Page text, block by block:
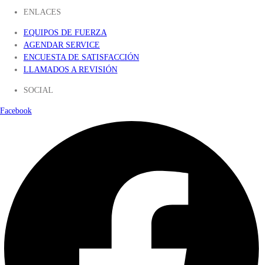
ENLACES
EQUIPOS DE FUERZA
AGENDAR SERVICE
ENCUESTA DE SATISFACCIÓN
LLAMADOS A REVISIÓN
SOCIAL
Facebook